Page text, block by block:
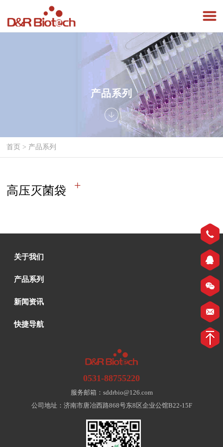
产品系列
首页 > 产品系列
高压灭菌袋
关于我们
产品系列
新闻资讯
快捷导航
0531-88755220
服务邮箱：sddrbio@126.com
公司地址：济南市唐冶西路868号东8区企业公馆B22-15F